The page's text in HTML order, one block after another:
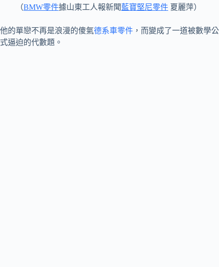
（BMW零件據山東工人報新聞藍寶堅尼零件 夏麗萍）
他的單戀不再是浪漫的傻氣德系車零件 ，而變成了一道被數學公
式逼迫的代數題。